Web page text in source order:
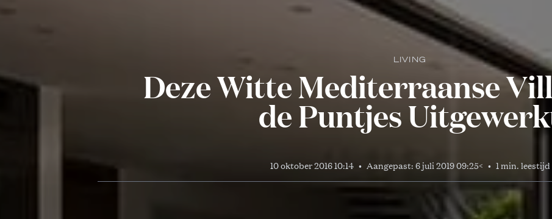
LIVING
Deze Witte Mediterraanse
de Puntjes
10 oktober 2016 10:14 • Aangepast: 6 juli 2019 09:25< • 1 min. leestijd